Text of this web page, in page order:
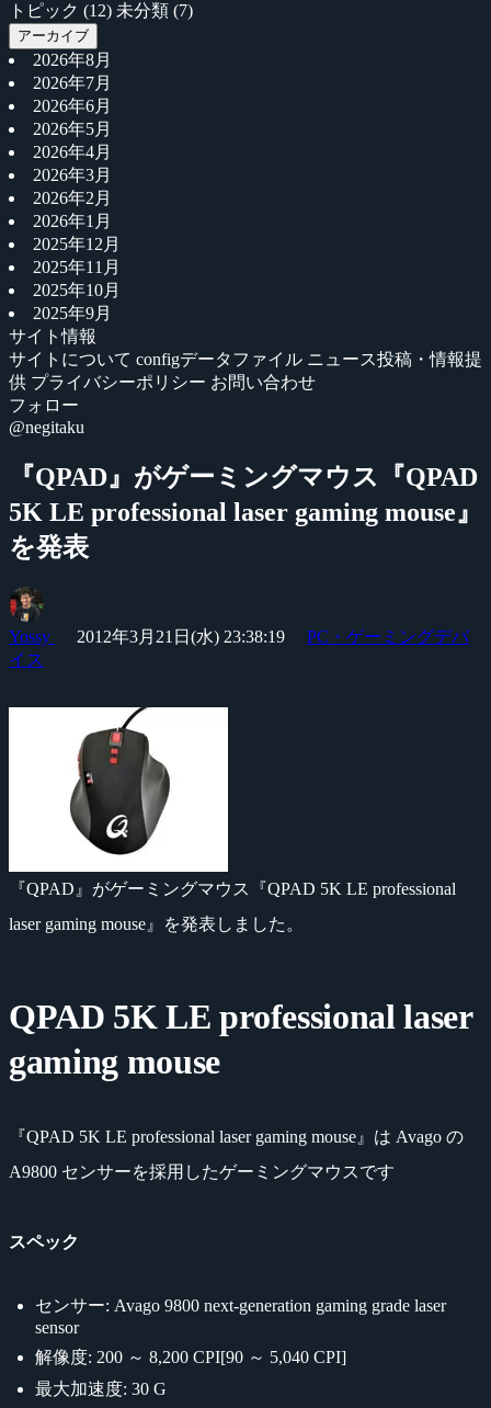
トピック (12) 未分類 (7)
アーカイブ
2026年8月
2026年7月
2026年6月
2026年5月
2026年4月
2026年3月
2026年2月
2026年1月
2025年12月
2025年11月
2025年10月
2025年9月
サイト情報
サイトについて configデータファイル ニュース投稿・情報提
供 プライバシーポリシー お問い合わせ
フォロー
@negitaku
『QPAD』がゲーミングマウス『QPAD
5K LE professional laser gaming mouse』
を発表
Yossy 2012年3月21日(水) 23:38:19
PC・ゲーミングデバ
イス
『QPAD』がゲーミングマウス『QPAD 5K LE professional
laser gaming mouse』を発表しました。
QPAD 5K LE professional laser
gaming mouse
『QPAD 5K LE professional laser gaming mouse』は Avago の
A9800 センサーを採用したゲーミングマウスです
スペック
センサー: Avago 9800 next-generation gaming grade laser
sensor
解像度: 200 ～ 8,200 CPI[90 ～ 5,040 CPI]
最大加速度: 30 G